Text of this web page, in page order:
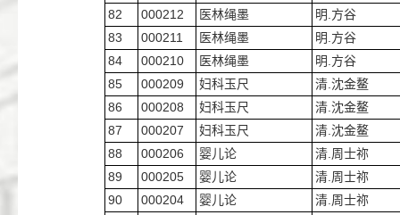
82
000212 医林绳墨
明.方谷
83
000211 医林绳墨
明.方谷
84
000210 医林绳墨
明.方谷
85
000209 妇科玉尺
清.沈金鳌
86
000208 妇科玉尺
清.沈金鳌
87
000207 妇科玉尺
清.沈金鳌
88
000206 婴儿论
清.周士祢
89
000205 婴儿论
清.周士祢
90
000204 婴儿论
清.周士祢